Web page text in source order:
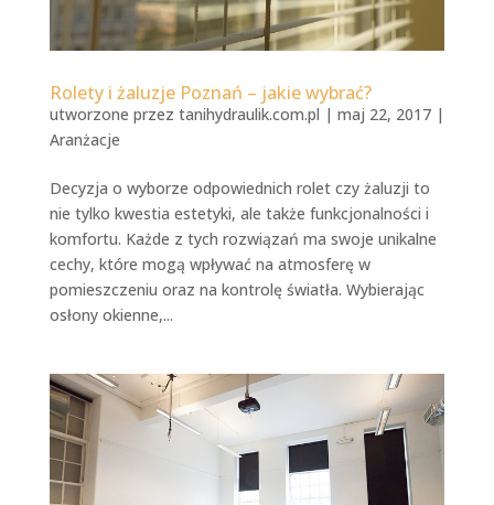
Rolety i żaluzje Poznań – jakie wybrać?
utworzone przez tanihydraulik.com.pl | maj 22, 2017|
Aranżacje
Decyzja o wyborze odpowiednich rolet czy żaluzji to
nie tylko kwestia estetyki, ale także funkcjonalności i
komfortu. Każde z tych rozwiązań ma swoje unikalne
cechy, które mogą wpływać na atmosferę w
pomieszczeniu oraz na kontrolę światła. Wybierając
osłony okienne,...